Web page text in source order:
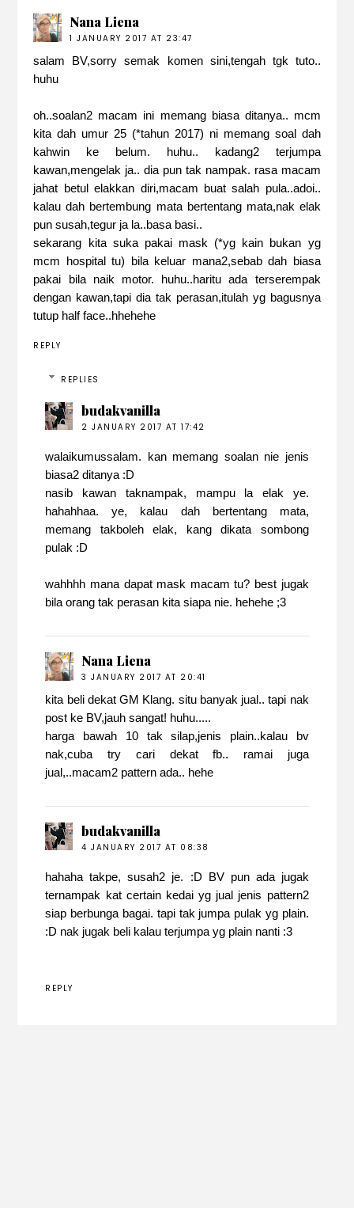
Nana Liena
1 JANUARY 2017 AT 23:47
salam BV,sorry semak komen sini,tengah tgk tuto..
huhu
oh..soalan2 macam ini memang biasa ditanya.. mcm
kita dah umur 25 (*tahun 2017) ni memang soal dah
kahwin ke belum. huhu.. kadang2 terjumpa
kawan,mengelak ja.. dia pun tak nampak. rasa macam
jahat betul elakkan diri,macam buat salah pula..adoi..
kalau dah bertembung mata bertentang mata,nak elak
pun susah,tegur ja la..basa basi..
sekarang kita suka pakai mask (*yg kain bukan yg
mcm hospital tu) bila keluar mana2,sebab dah biasa
pakai bila naik motor. huhu..haritu ada terserempak
dengan kawan,tapi dia tak perasan,itulah yg bagusnya
tutup half face..hhehehe
REPLY
REPLIES
budakvanilla
2 JANUARY 2017 AT 17:42
walaikumussalam. kan memang soalan nie jenis
biasa2 ditanya :D
nasib kawan taknampak, mampu la elak ye.
hahahhaa. ye, kalau dah bertentang mata,
memang takboleh elak, kang dikata sombong
pulak :D
wahhhh mana dapat mask macam tu? best jugak
bila orang tak perasan kita siapa nie. hehehe ;3
Nana Liena
3 JANUARY 2017 AT 20:41
kita beli dekat GM Klang. situ banyak jual.. tapi nak
post ke BV,jauh sangat! huhu.....
harga bawah 10 tak silap,jenis plain..kalau bv
nak,cuba try cari dekat fb.. ramai juga
jual,..macam2 pattern ada.. hehe
budakvanilla
4 JANUARY 2017 AT 08:38
hahaha takpe, susah2 je. :D BV pun ada jugak
ternampak kat certain kedai yg jual jenis pattern2
siap berbunga bagai. tapi tak jumpa pulak yg plain.
:D nak jugak beli kalau terjumpa yg plain nanti :3
REPLY